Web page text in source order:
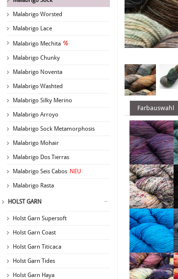
Malabrigo Worsted
Malabrigo Lace
Malabrigo Mechita
Malabrigo Chunky
Malabrigo Noventa
Malabrigo Washted
Malabrigo Silky Merino
Malabrigo Arroyo
Malabrigo Sock Metamorphosis
Malabrigo Mohair
Malabrigo Dos Tierras
Malabrigo Seis Cabos NEU
Malabrigo Rasta
HOLST GARN
Holst Garn Supersoft
Holst Garn Coast
Holst Garn Titicaca
Holst Garn Tides
Holst Garn Haya
Farbauswahl